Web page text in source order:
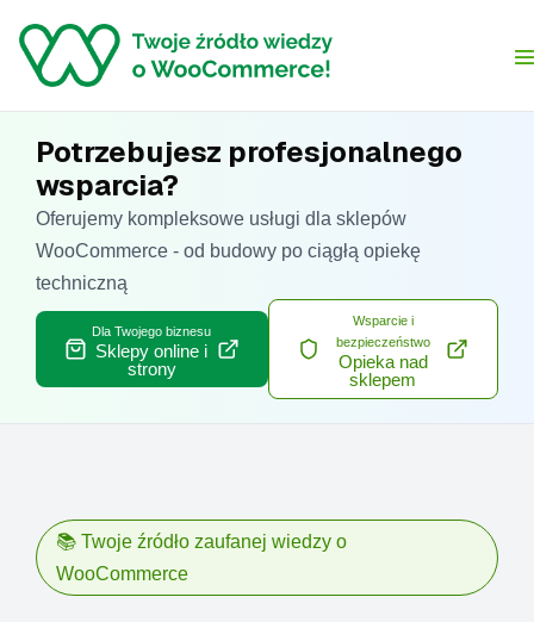
Potrzebujesz profesjonalnego
wsparcia?
Oferujemy kompleksowe usługi dla sklepów
WooCommerce - od budowy po ciągłą opiekę
techniczną
Dla Twojego biznesu
Sklepy online i
strony
Wsparcie i
bezpieczeństwo
Opieka nad
sklepem
📚 Twoje źródło zaufanej wiedzy o
WooCommerce